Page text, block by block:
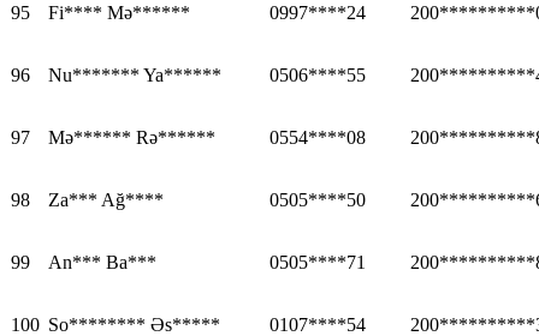
95 Fi**** Mə****** 0997****24
96 Nu******* Ya****** 0506****55
97 Mə****** Rə****** 0554****08
98 Za*** Ağ**** 0505****50
99 An*** Ba*** 0505****71
100 So******** Əs***** 0107****54